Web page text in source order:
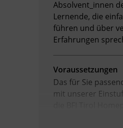
Absolvent_innen
Lernende, die
führen und über
Erfahrungen
Voraussetzungen
Das für Sie
mit unserer